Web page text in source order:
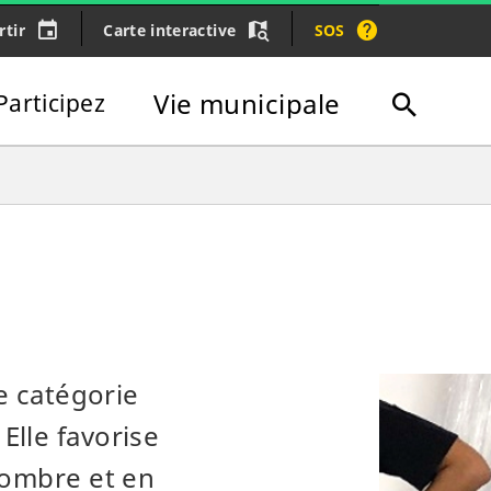
Carte interactive SOS
Vie municipale
catégorie
favorise
et en